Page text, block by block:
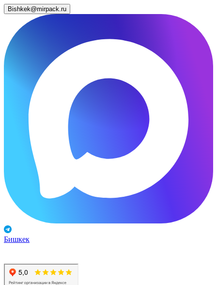
Bishkek@mirpack.ru
Бишкек